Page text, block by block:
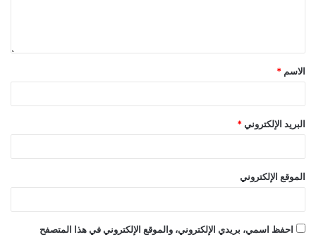
الاسم *
البريد الإلكتروني *
الموقع الإلكتروني
احفظ اسمي، بريدي الإلكتروني، والموقع الإلكتروني في هذا المتصفح